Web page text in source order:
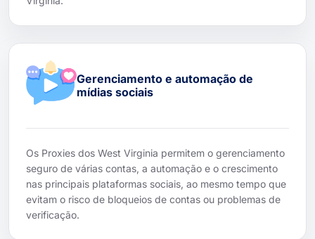
Gerenciamento e automação de
mídias sociais
Os Proxies dos West Virginia permitem o gerenciamento
seguro de várias contas, a automação e o crescimento
nas principais plataformas sociais, ao mesmo tempo que
evitam o risco de bloqueios de contas ou problemas de
verificação.